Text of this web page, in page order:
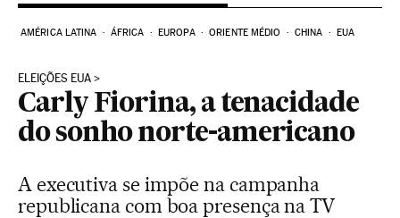
AMÉRICA LATINA ÁFRICA EUROPA ORIENTE MÉDIO CHINA EUA
ELEIÇÕES EUA
Carly Fiorina, a tenacidade
do sonho norte-americano
A executiva se impõe na campanha
republicana com boa presença na TV